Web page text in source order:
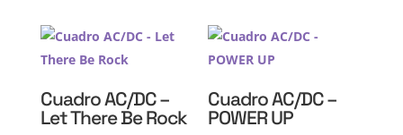
Cuadro AC/DC –
Let There Be Rock
Cuadro AC/DC –
POWER UP